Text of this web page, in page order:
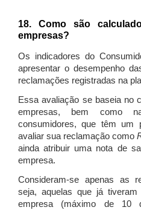
18. Como são
empresas?
Os indicadores do
apresentar o desempenho
reclamações registradas na
Essa avaliação se baseia no
empresas, bem como
consumidores, que têm
avaliar sua reclamação como
ainda atribuir uma nota de
empresa.
Consideram-se apenas as
seja, aquelas que já
empresa (máximo de 10